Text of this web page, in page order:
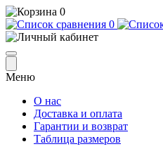
0
0
Меню
О нас
Доставка и оплата
Гарантии и возврат
Таблица размеров